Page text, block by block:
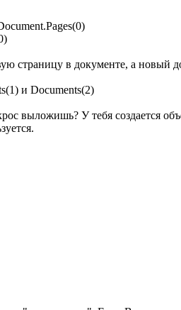
страницу в документе, а новый
и Documents(2)
выложишь? У тебя создается